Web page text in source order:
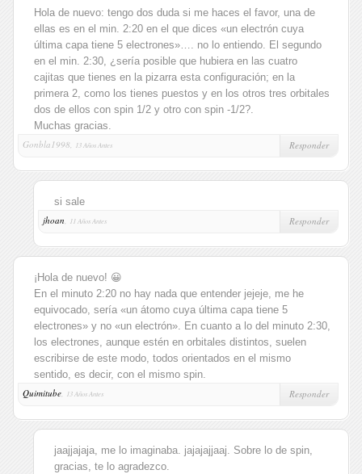
Hola de nuevo: tengo dos duda si me haces el favor, una de
ellas es en el min. 2:20 en el que dices «un electrón cuya
última capa tiene 5 electrones»…. no lo entiendo. El segundo
en el min. 2:30, ¿sería posible que hubiera en las cuatro
cajitas que tienes en la pizarra esta configuración; en la
primera 2, como los tienes puestos y en los otros tres orbitales
dos de ellos con spin 1/2 y otro con spin -1/2?.
Muchas gracias.
Gonbla1998,
13 Años Antes Responder
si sale
jhoan, 11 Años Antes Responder
¡Hola de nuevo! 😀
En el minuto 2:20 no hay nada que entender jejeje, me he
equivocado, sería «un átomo cuya última capa tiene 5
electrones» y no «un electrón». En cuanto a lo del minuto 2:30,
los electrones, aunque estén en orbitales distintos, suelen
escribirse de este modo, todos orientados en el mismo
sentido, es decir, con el mismo spin.
Quimitube, 13 Años Antes Responder
jaajjajaja, me lo imaginaba. jajajajjaaj. Sobre lo de spin,
gracias, te lo agradezco.